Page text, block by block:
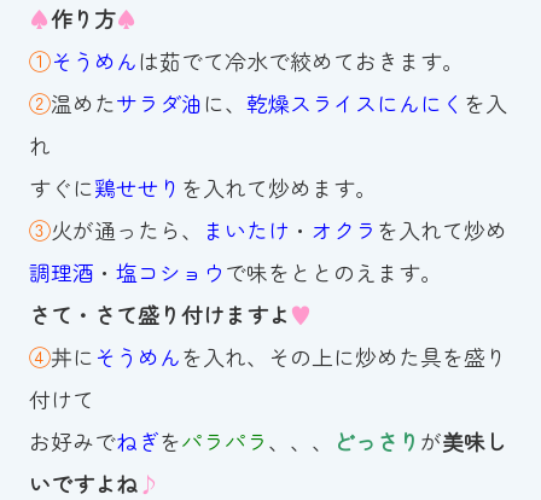
スイミングスクールの
体験申し込みはこちら!
♠作り方♠
①そうめんは茹でて冷水で絞めておきます。
②温めたサラダ油に、 乾燥スライスにんにく を入
れ
すぐに鶏せせり を入れて炒めます。
③火が通ったら、 まいたけ ・ オクラ を入れて炒め
調理酒 ・ 塩コショウで味をととのえます。
さて・さて盛り付けますよ♥
④丼にそうめんを入れ、その上に炒めた具を盛り
付けて
お好みでねぎをパラパラ、、、 どっさり が美味し
いですよね♪